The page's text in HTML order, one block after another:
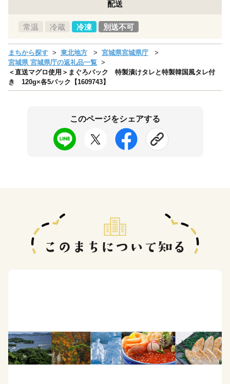
配送
常温 冷蔵 冷凍 別送不可
まちから探す 東北地方
宮城県宮城県庁
宮城県 宮城県庁の返礼品一覧
＜直送マグロ使用＞まぐろパック 特製漬けタレと特製韓国風タレ付
き 120g×各5パック【1609743】
このページをシェアする